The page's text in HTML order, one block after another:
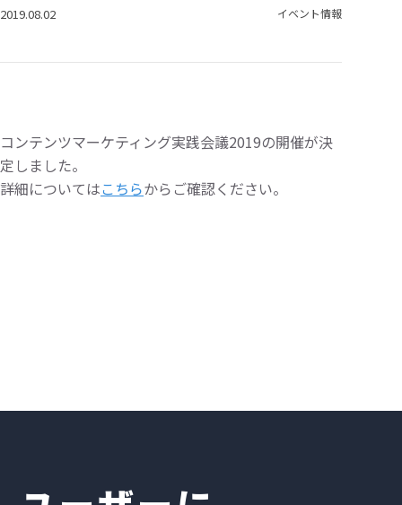
2019.08.02 イベント情報
コンテンツマーケティング実践会議2019の開催が決
定しました。
詳細についてはこちらからご確認ください。